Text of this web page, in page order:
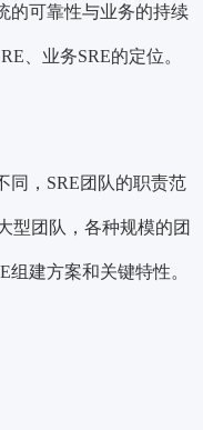
的可靠性与业务的持续
、业务SRE的定位。
同，SRE团队的职责范
型团队，各种规模的团
建方案和关键特性。